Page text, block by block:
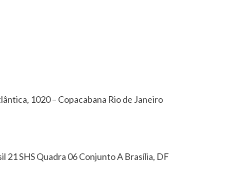
1020 – Copacabana Rio de Janeiro
21 SHS Quadra 06 Conjunto A Brasília, DF